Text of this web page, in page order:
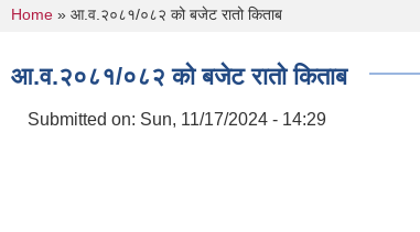
You are here
Home » आ.व.२०८१/०८२ को बजेट रातो किताब
आ.व.२०८१/०८२ को बजेट रातो किताब
Submitted on: Sun, 11/17/2024 - 14:29